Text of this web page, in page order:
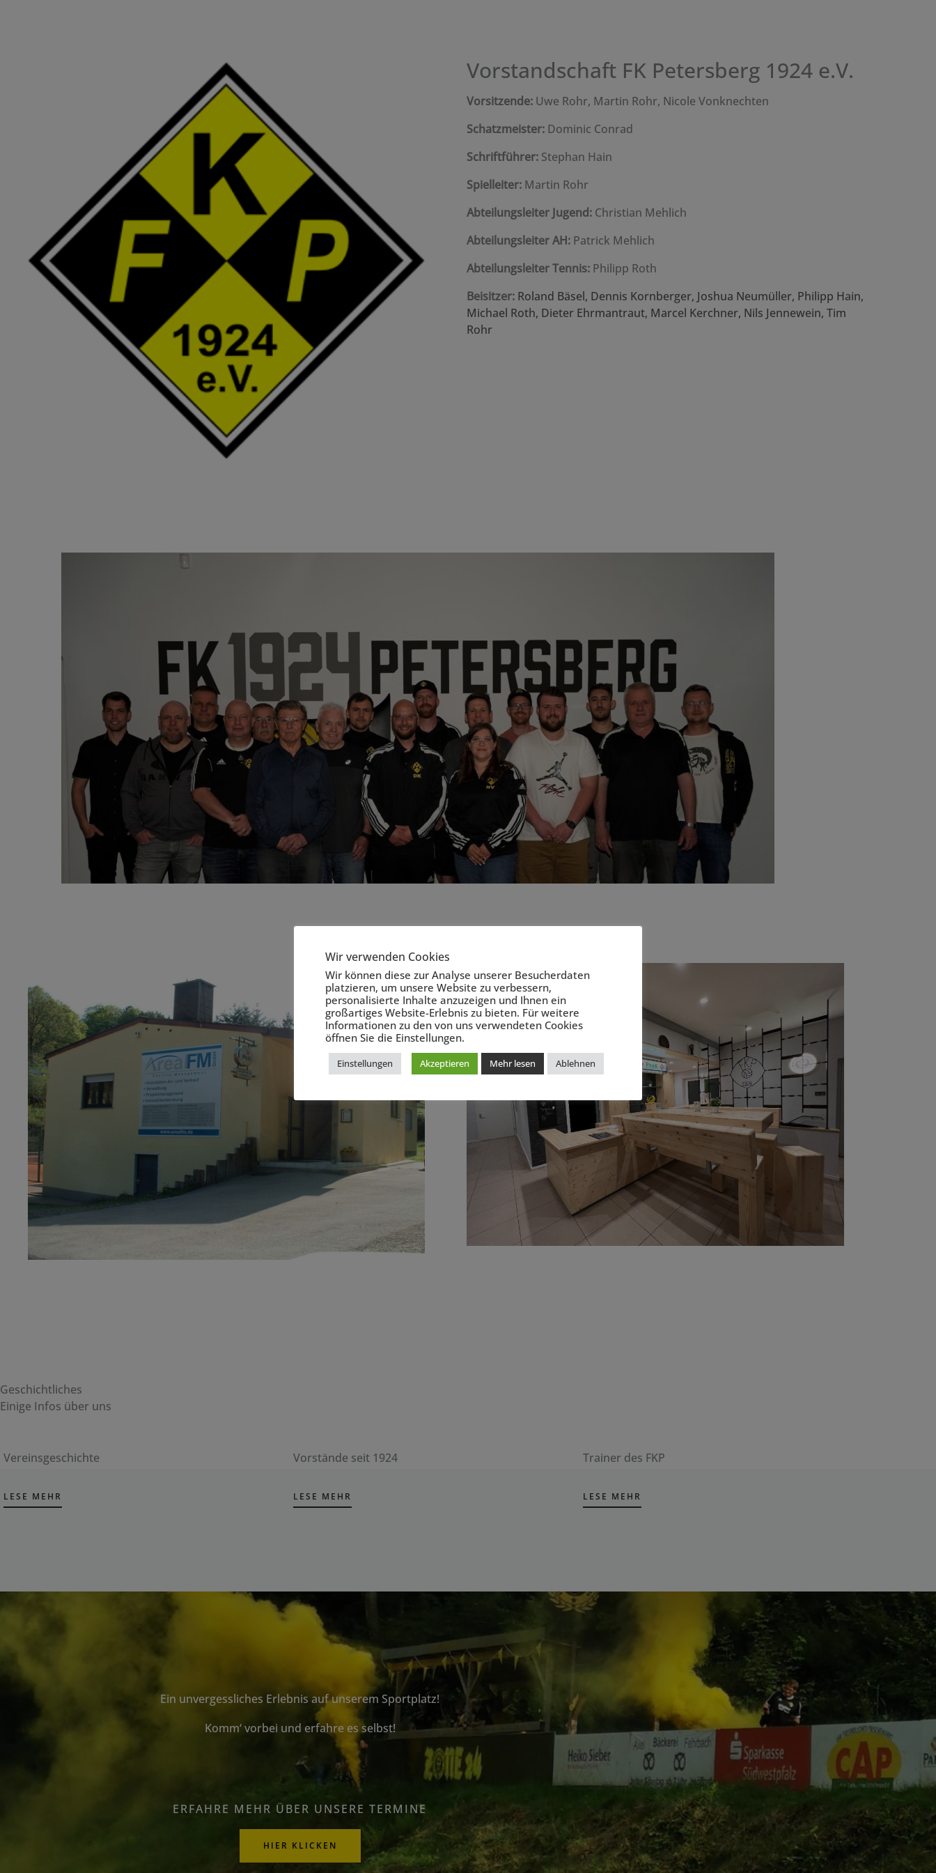
Vorstandschaft FK Petersberg 1924 e.V.
Vorsitzende: Uwe Rohr, Martin Rohr, Nicole Vonknechten
Schatzmeister: Dominic Conrad
Schriftführer: Stephan Hain
Spielleiter: Martin Rohr
Abteilungsleiter Jugend: Christian Mehlich
Abteilungsleiter AH: Patrick Mehlich
Abteilungsleiter Tennis: Philipp Roth
Beisitzer: Roland Bäsel, Dennis Kornberger, Joshua Neumüller, Philipp Hain,
Michael Roth, Dieter Ehrmantraut, Marcel Kerchner, Nils Jennewein, Tim
Rohr
Geschichtliches
Einige Infos über uns
Vereinsgeschichte
LESE MEHR
Vorstände seit 1924
LESE MEHR
Trainer des FKP
LESE MEHR
Ein unvergessliches Erlebnis auf unserem Sportplatz!
Komm‘ vorbei und erfahre es selbst!
ERFAHRE MEHR ÜBER UNSERE TERMINE
HIER KLICKEN
Wir verwenden Cookies
Wir können diese zur Analyse unserer Besucherdaten
platzieren, um unsere Website zu verbessern,
personalisierte Inhalte anzuzeigen und Ihnen ein
großartiges Website-Erlebnis zu bieten. Für weitere
Informationen zu den von uns verwendeten Cookies
öffnen Sie die Einstellungen.
Einstellungen Akzeptieren Mehr lesen Ablehnen